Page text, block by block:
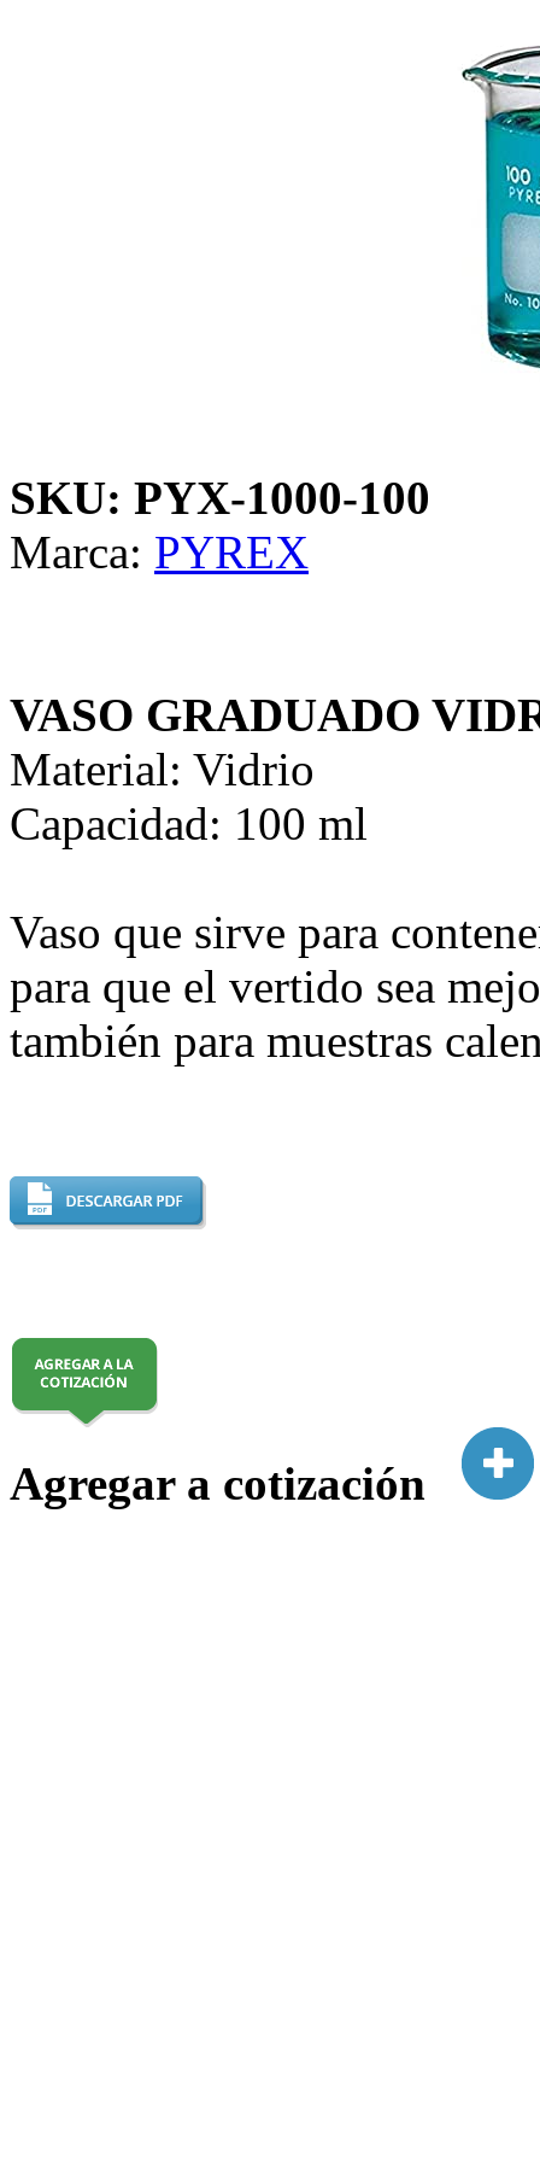
SKU: PYX-1000-100
Marca: PYREX
VASO GRADUADO
Material: Vidrio
Capacidad: 100 ml
Vaso que sirve para
para que el vertido sea
también para muestras
Agregar a cotización